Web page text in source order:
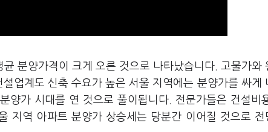
분양가격이 크게 오른 것으로 나타났습니다. 고물가와
업계도 신축 수요가 높은 서울 지역에는 분양가를 싸게
양가 시대를 연 것으로 풀이됩니다. 전문가들은 건설비
지역 아파트 분양가 상승세는 당분간 이어질 것으로 전